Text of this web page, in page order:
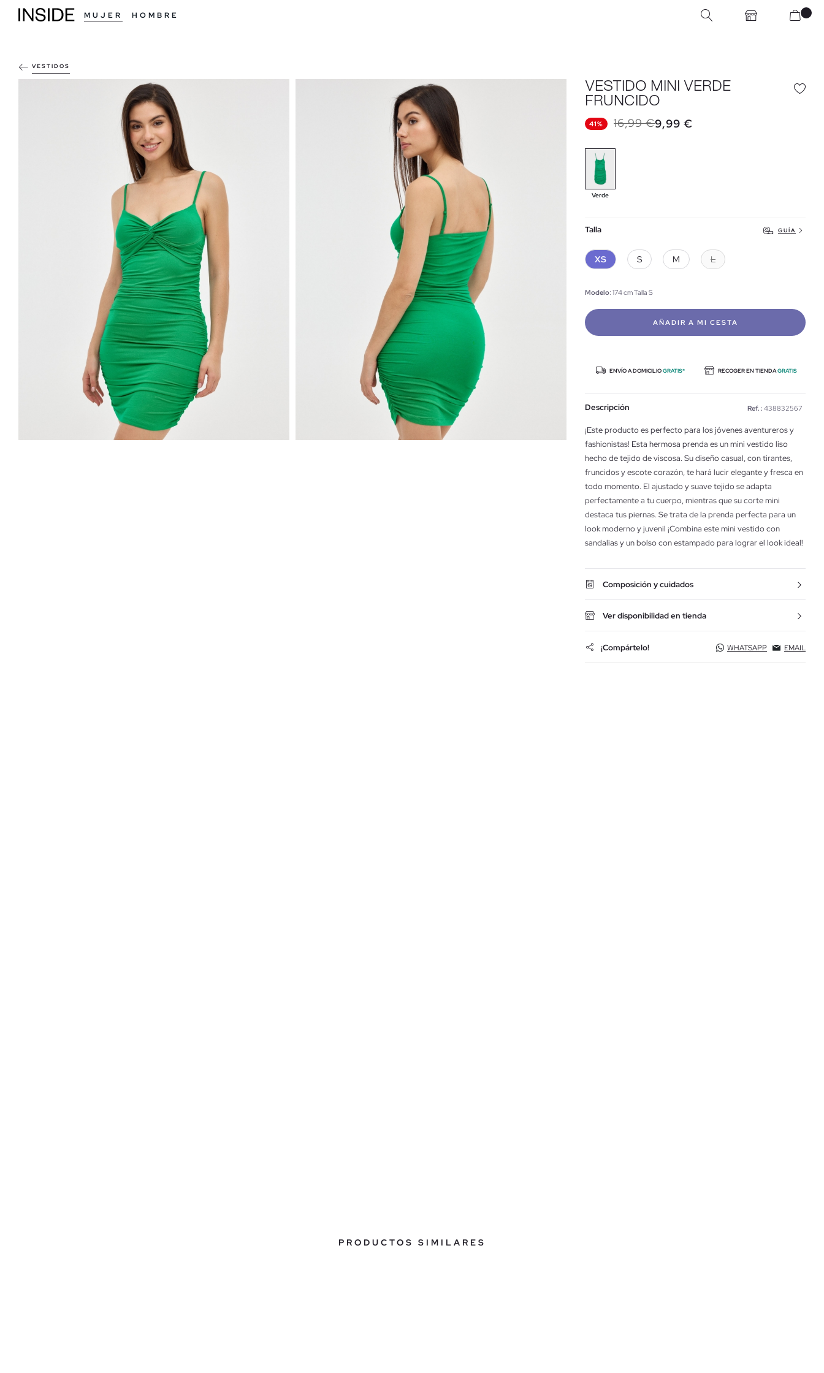
MUJER HOMBRE
VESTIDOS
VESTIDO MINI VERDE
FRUNCIDO
41% 16,99 €9,99 €
Verde
Talla GUÍA
XS S M L
Modelo: 174 cm Talla S
AÑADIR A MI CESTA
ENVÍO A DOMICILIOGRATIS* RECOGER EN TIENDAGRATIS
Descripción Ref. : 438832567
¡Este producto es perfecto para los jóvenes aventureros y
fashionistas! Esta hermosa prenda es un mini vestido liso
hecho de tejido de viscosa. Su diseño casual, con tirantes,
fruncidos y escote corazón, te hará lucir elegante y fresca en
todo momento. El ajustado y suave tejido se adapta
perfectamente a tu cuerpo, mientras que su corte mini
destaca tus piernas. Se trata de la prenda perfecta para un
look moderno y juvenil ¡Combina este mini vestido con
sandalias y un bolso con estampado para lograr el look ideal!
Composición y cuidados
Ver disponibilidad en tienda
¡Compártelo! WHATSAPP EMAIL
PRODUCTOS SIMILARES